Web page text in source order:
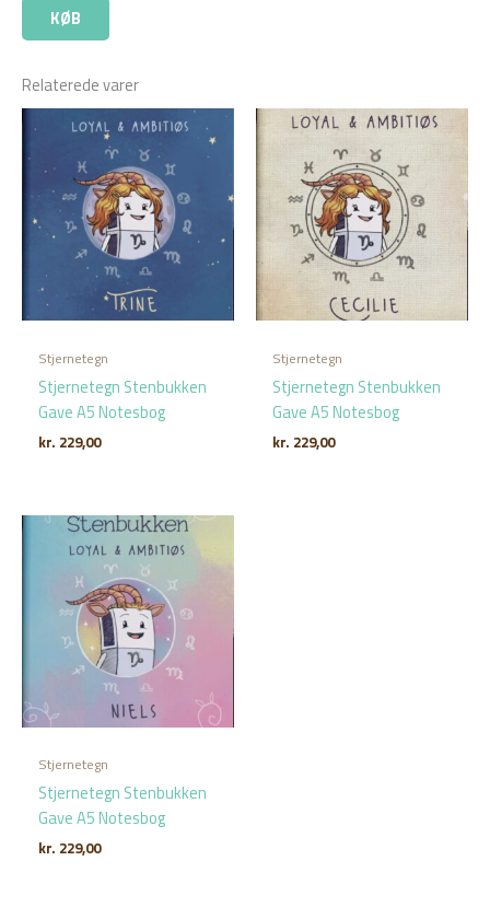
KØB
Relaterede varer
Stjernetegn
Stjernetegn Stenbukken
Gave A5 Notesbog
kr. 229,00
Stjernetegn
Stjernetegn Stenbukken
Gave A5 Notesbog
kr. 229,00
Stjernetegn
Stjernetegn Stenbukken
Gave A5 Notesbog
kr. 229,00